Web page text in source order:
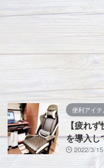
便利アイテ
【疲れ
を導入し
2022/3/15